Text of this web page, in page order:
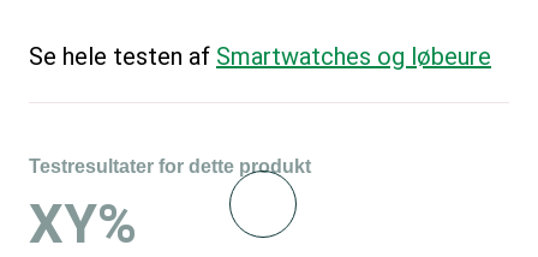
Se hele testen af Smartwatches og løbeure
Testresultater for dette produkt
XY%